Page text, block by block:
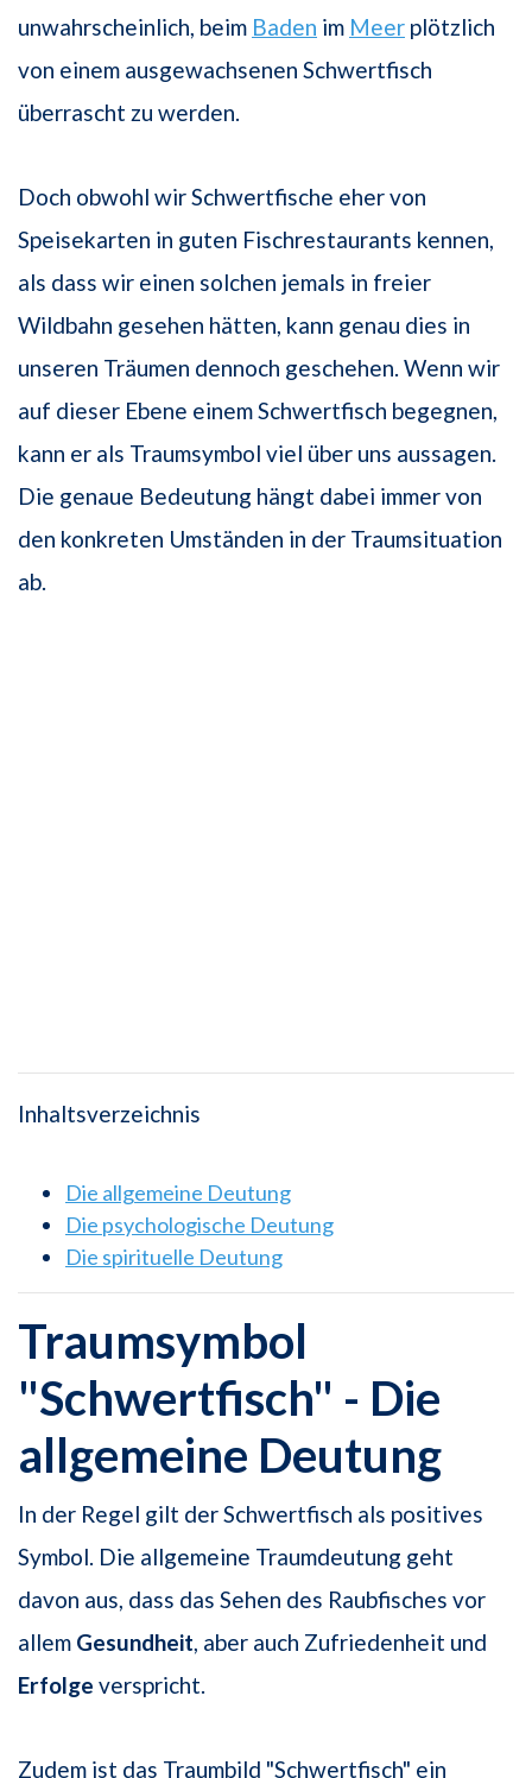
unwahrscheinlich, beim Baden im Meer plötzlich
von einem ausgewachsenen Schwertfisch
überrascht zu werden.
Doch obwohl wir Schwertfische eher von
Speisekarten in guten Fischrestaurants kennen,
als dass wir einen solchen jemals in freier
Wildbahn gesehen hätten, kann genau dies in
unseren Träumen dennoch geschehen. Wenn wir
auf dieser Ebene einem Schwertfisch begegnen,
kann er als Traumsymbol viel über uns aussagen.
Die genaue Bedeutung hängt dabei immer von
den konkreten Umständen in der Traumsituation
ab.
Inhaltsverzeichnis
Die allgemeine Deutung
Die psychologische Deutung
Die spirituelle Deutung
Traumsymbol
"Schwertfisch" - Die
allgemeine Deutung
In der Regel gilt der Schwertfisch als positives
Symbol. Die allgemeine Traumdeutung geht
davon aus, dass das Sehen des Raubfisches vor
allem Gesundheit, aber auch Zufriedenheit und
Erfolge verspricht.
Zudem ist das Traumbild "Schwertfisch" ein